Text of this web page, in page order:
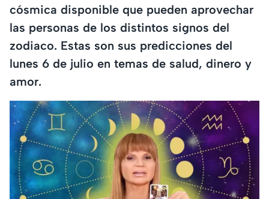
cósmica disponible que pueden aprovechar
las personas de los distintos signos del
zodiaco. Estas son sus predicciones del
lunes 6 de julio en temas de salud, dinero y
amor.